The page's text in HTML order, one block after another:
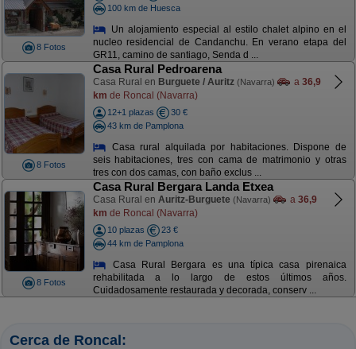
8 Fotos
100 km de Huesca
Un alojamiento especial al estilo chalet alpino en el
nucleo residencial de Candanchu. En verano etapa del
GR11, camino de santiago, Senda d ...
8 Fotos
Casa Rural Pedroarena
Casa Rural en Burguete / Auritz (Navarra) a 36,9
km de Roncal (Navarra)
12+1 plazas
30 €
43 km de Pamplona
Casa rural alquilada por habitaciones. Dispone de
seis habitaciones, tres con cama de matrimonio y otras
tres con dos camas, con baño exclus ...
8 Fotos
Casa Rural Bergara Landa Etxea
Casa Rural en Auritz-Burguete (Navarra) a 36,9
km de Roncal (Navarra)
10 plazas
23 €
44 km de Pamplona
Casa Rural Bergara es una típica casa pirenaica
rehabilitada a lo largo de estos últimos años.
Cuidadosamente restaurada y decorada, conserv ...
Cerca de Roncal: